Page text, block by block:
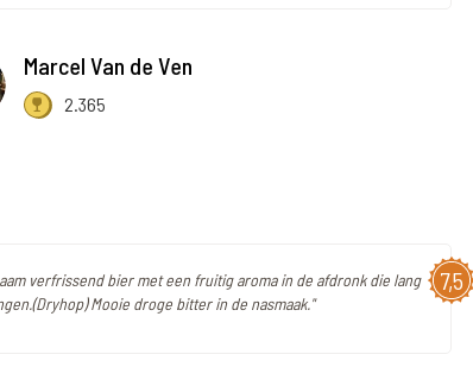
Marcel Van de Ven
2.365
7,5
verfrissend bier met een fruitig aroma in de afdronk die lang
Mooie droge bitter in de nasmaak."